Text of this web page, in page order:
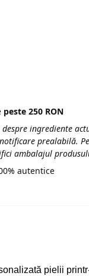
peste 250 RON
ingrediente
prealabilă.
ambalajul
autentice
pielii